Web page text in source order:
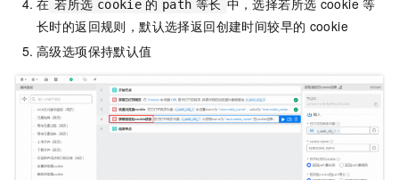
若所选 cookie 的 path 等长
长时的返回规则，默认选择返回创建时间较早的 cookie
高级选项保持默认值